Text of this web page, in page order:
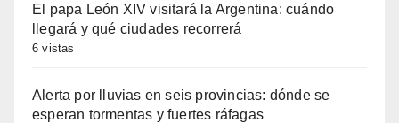
El papa León XIV visitará la Argentina: cuándo
llegará y qué ciudades recorrerá
6 vistas
Alerta por lluvias en seis provincias: dónde se
esperan tormentas y fuertes ráfagas